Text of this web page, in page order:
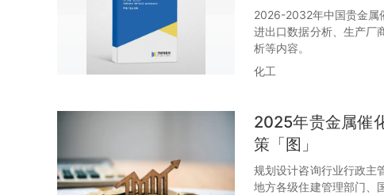
2026-2032年中国贵金属
进出口数据分析、生产厂
析等内容。
化工
2025年贵金属催
策「图」
规划设计咨询行业行政主
地方各级住建管理部门、